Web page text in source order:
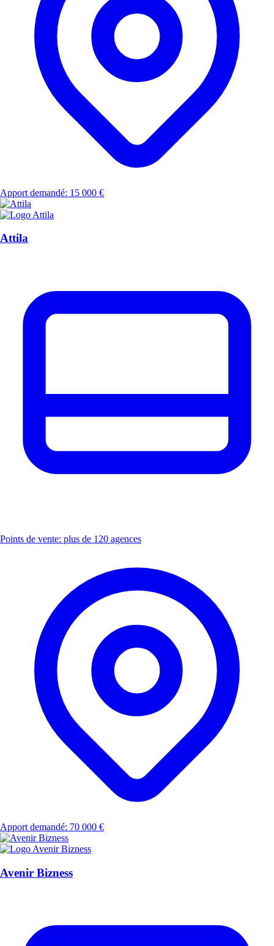
Apport demandé: 15 000 €
Attila
Points de vente: plus de 120 agences
Apport demandé: 70 000 €
Avenir Bizness